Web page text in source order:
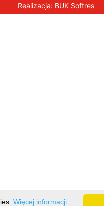
Realizacja: BUK Softres
Więcej informacji